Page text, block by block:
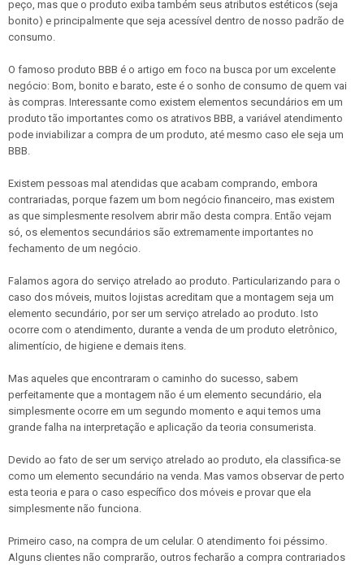
peço, mas que o produto exiba também seus atributos estéticos (seja
bonito) e principalmente que seja acessível dentro de nosso padrão de
consumo.
O famoso produto BBB é o artigo em foco na busca por um excelente
negócio: Bom, bonito e barato, este é o sonho de consumo de quem vai
às compras. Interessante como existem elementos secundários em um
produto tão importantes como os atrativos BBB, a variável atendimento
pode inviabilizar a compra de um produto, até mesmo caso ele seja um
BBB.
Existem pessoas mal atendidas que acabam comprando, embora
contrariadas, porque fazem um bom negócio financeiro, mas existem
as que simplesmente resolvem abrir mão desta compra. Então vejam
só, os elementos secundários são extremamente importantes no
fechamento de um negócio.
Falamos agora do serviço atrelado ao produto. Particularizando para o
caso dos móveis, muitos lojistas acreditam que a montagem seja um
elemento secundário, por ser um serviço atrelado ao produto. Isto
ocorre com o atendimento, durante a venda de um produto eletrônico,
alimentício, de higiene e demais itens.
Mas aqueles que encontraram o caminho do sucesso, sabem
perfeitamente que a montagem não é um elemento secundário, ela
simplesmente ocorre em um segundo momento e aqui temos uma
grande falha na interpretação e aplicação da teoria consumerista.
Devido ao fato de ser um serviço atrelado ao produto, ela classifica-se
como um elemento secundário na venda. Mas vamos observar de perto
esta teoria e para o caso específico dos móveis e provar que ela
simplesmente não funciona.
Primeiro caso, na compra de um celular. O atendimento foi péssimo.
Alguns clientes não comprarão, outros fecharão a compra contrariados